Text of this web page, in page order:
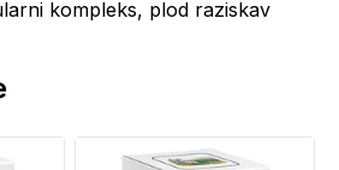
kompleks, plod raziskav
svojim
Delovanje kompleksa
masa > 20.000 daltonov),